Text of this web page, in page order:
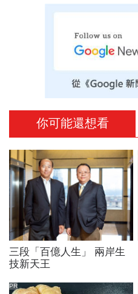
你可能還想看
三段「百億人生」 兩岸生
技新天王
PR